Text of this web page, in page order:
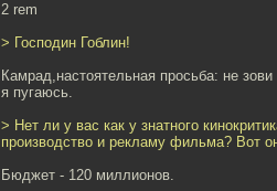
2 rem
> Господин Гоблин!
Камрад,настоятельная просьба: не
я пугаюсь.
> Нет ли у вас как у знатного
производство и рекламу фильма? Вот
Бюджет - 120 миллионов.